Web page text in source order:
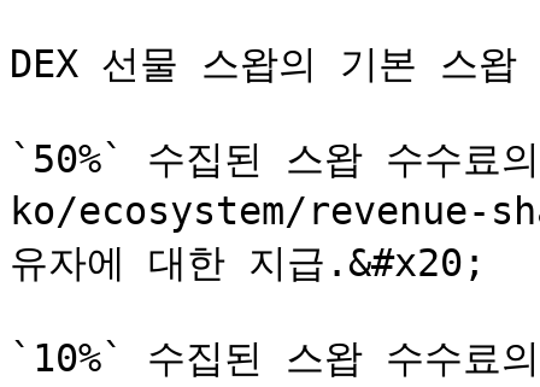
DEX 선물 스왑의 기본 스
`50%` 수집된 스왑 수수
ko/ecosystem/revenue-
유자에 대한 지급.&#x20;
`10%` 수집된 스왑 수수